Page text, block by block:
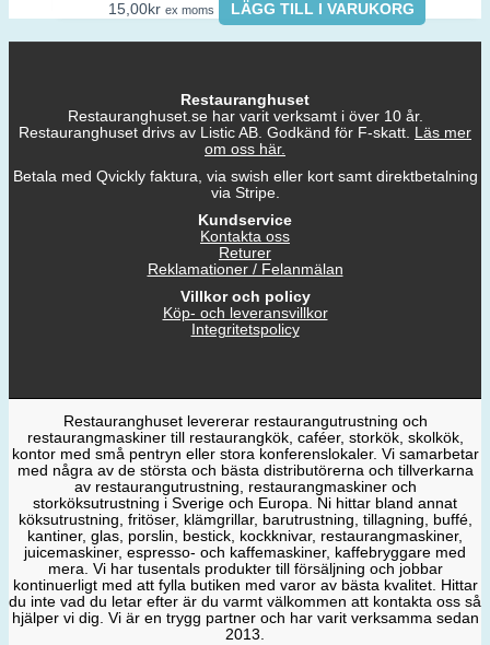
15,00kr ex moms LÄGG TILL I VARUKORG
Restauranghuset
Restauranghuset.se har varit verksamt i över 10 år.
Restauranghuset drivs av Listic AB. Godkänd för F-skatt. Läs mer
om oss här.
Betala med Qvickly faktura, via swish eller kort samt direktbetalning
via Stripe.
Kundservice
Kontakta oss
Returer
Reklamationer / Felanmälan
Villkor och policy
Köp- och leveransvillkor
Integritetspolicy
Restauranghuset levererar restaurangutrustning och
restaurangmaskiner till restaurangkök, caféer, storkök, skolkök,
kontor med små pentryn eller stora konferenslokaler. Vi samarbetar
med några av de största och bästa distributörerna och tillverkarna
av restaurangutrustning, restaurangmaskiner och
storköksutrustning i Sverige och Europa. Ni hittar bland annat
köksutrustning, fritöser, klämgrillar, barutrustning, tillagning, buffé,
kantiner, glas, porslin, bestick, kockknivar, restaurangmaskiner,
juicemaskiner, espresso- och kaffemaskiner, kaffebryggare med
mera. Vi har tusentals produkter till försäljning och jobbar
kontinuerligt med att fylla butiken med varor av bästa kvalitet. Hittar
du inte vad du letar efter är du varmt välkommen att kontakta oss så
hjälper vi dig. Vi är en trygg partner och har varit verksamma sedan
2013.